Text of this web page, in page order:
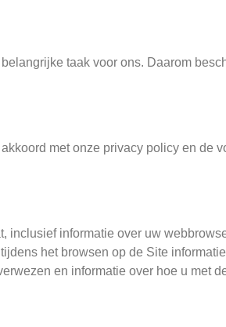
taak voor ons. Daarom
met onze privacy policy en de
inclusief informatie over uw
het browsen op de Site
en informatie over hoe u met